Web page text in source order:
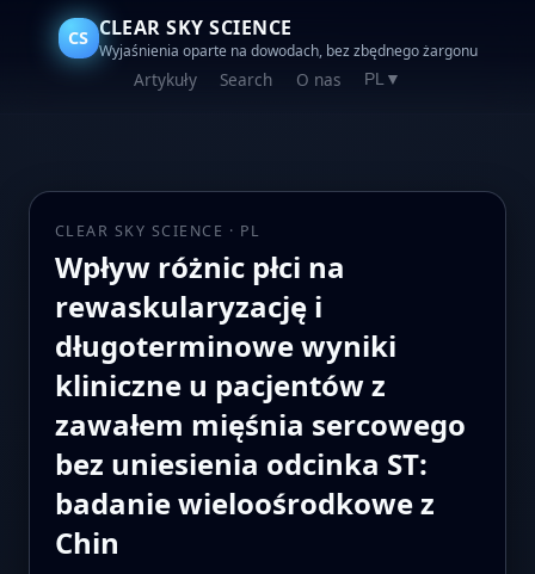
CS CLEAR SKY SCIENCE
Wyjaśnienia oparte na dowodach, bez zbędnego żargonu
Artykuły Search O nas PL▼
CLEAR SKY SCIENCE · PL
Wpływ różnic płci na
rewaskularyzację i
długoterminowe wyniki
kliniczne u pacjentów z
zawałem mięśnia sercowego
bez uniesienia odcinka ST:
badanie wieloośrodkowe z
Chin